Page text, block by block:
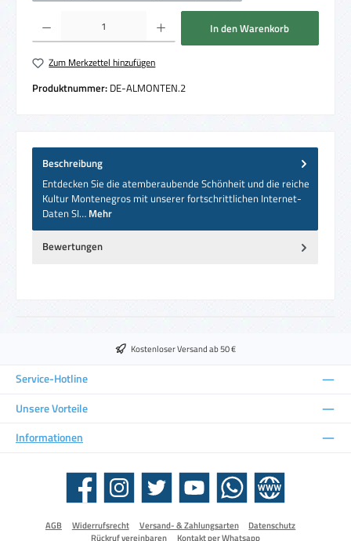
In den Warenkorb
Zum Merkzettel hinzufügen
Produktnummer: DE-ALMONTEN.2
Beschreibung
Entdecken Sie die atemberaubende Schönheit und die reiche
Kultur Montenegros mit unserer fortschrittlichen Internet-
Daten SI… Mehr
Bewertungen
Kostenloser Versand ab 50 €
Service-Hotline
Unsere Vorteile
Informationen
Facebook Instagram Twitter YouTube WhatsApp Website
AGB Widerrufsrecht Versand- & Zahlungsarten
Datenschutz
Rückruf vereinbaren
Kontakt per Whatsapp